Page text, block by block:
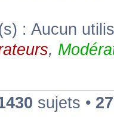
: Aucun
,
sujets •